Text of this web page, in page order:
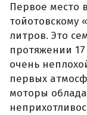
Первое место
тойотовскому
литров. Это
протяжении
очень
первых
моторы